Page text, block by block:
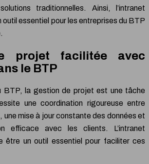
traditionnelles. Ainsi, l’intranet
outil essentiel pour les entreprises du BTP
projet facilitée avec
le BTP
BTP, la gestion de projet est une tâche
une coordination rigoureuse entre
une mise à jour constante des données et
efficace avec les clients. L’intranet
être un outil essentiel pour faciliter ces